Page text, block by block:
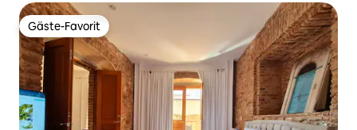
Gäste-Favorit
Gäste-Favorit